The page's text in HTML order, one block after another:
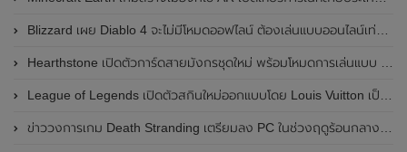
Blizzard เผย Diablo 4 จะไม่มีโหมดออฟไลน์ ต้องเล่นแบบออนไลน์เท่านั้น
Hearthstone เปิดตัวการ์ดสายมังกรชุดใหม่ พร้อมโหมดการเล่นแบบ Auto-battler
League of Legends เปิดตัวสกินใหม่ออกแบบโดย Louis Vuitton เป็นครั้งแรก
ข่าววงการเกม Death Stranding เตรียมลง PC ในช่วงฤดูร้อนกลางปีหน้า